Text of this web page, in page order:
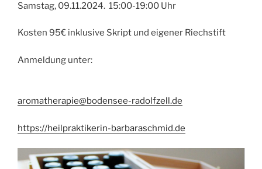
Samstag, 09.11.2024. 15:00-19:00 Uhr
Kosten 95€ inklusive Skript und eigener Riechstift
Anmeldung unter:
aromatherapie@bodensee-radolfzell.de
https://heilpraktikerin-barbaraschmid.de